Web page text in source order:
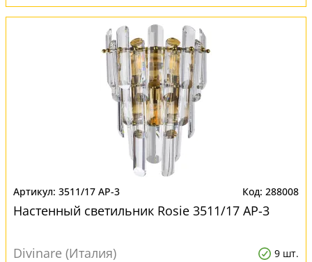
3511/17 AP-3 288008
Настенный светильник Rosie 3511/17 AP-3
Divinare (Италия) 9 шт.